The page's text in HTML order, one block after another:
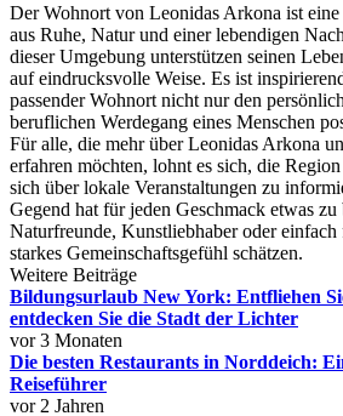
Der Wohnort von Leonidas Arkona ist
aus Ruhe, Natur und einer lebendigen
dieser Umgebung unterstützen seinen
auf eindrucksvolle Weise. Es ist
passender Wohnort nicht nur den
beruflichen Werdegang eines Menschen
Für alle, die mehr über Leonidas Arkona
erfahren möchten, lohnt es sich, die
sich über lokale Veranstaltungen zu
Gegend hat für jeden Geschmack etwas zu
Naturfreunde, Kunstliebhaber oder
starkes Gemeinschaftsgefühl schätzen.
Weitere Beiträge
Bildungsurlaub New York: Entfliehen
entdecken Sie die Stadt der Lichter
vor 3 Monaten
Die besten Restaurants in Norddeich:
Reiseführer
vor 2 Jahren